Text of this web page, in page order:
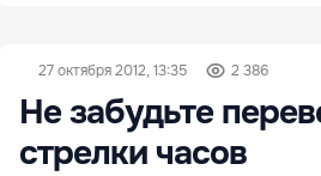
27 октября 2012, 13:35 2 386
Не забудьте
стрелки часов